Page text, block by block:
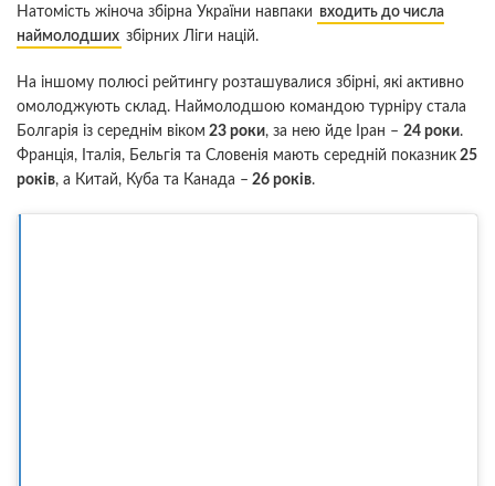
Натомість жіноча збірна України навпаки входить до числа
наймолодших збірних Ліги націй.
На іншому полюсі рейтингу розташувалися збірні, які активно
омолоджують склад. Наймолодшою командою турніру стала
Болгарія із середнім віком 23 роки, за нею йде Іран – 24 роки.
Франція, Італія, Бельгія та Словенія мають середній показник 25
років, а Китай, Куба та Канада – 26 років.